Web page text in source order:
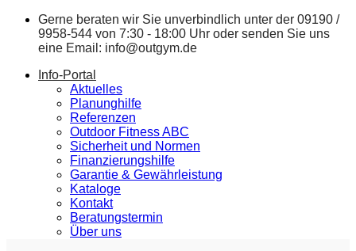
Zum
springen
Gerne beraten wir Sie unverbindlich unter der 09190 /
9958-544 von 7:30 - 18:00 Uhr oder senden Sie uns
eine Email: info@outgym.de
Info-Portal
Aktuelles
Planunghilfe
Referenzen
Outdoor Fitness ABC
Sicherheit und Normen
Finanzierungshilfe
Garantie & Gewährleistung
Kataloge
Kontakt
Beratungstermin
Über uns